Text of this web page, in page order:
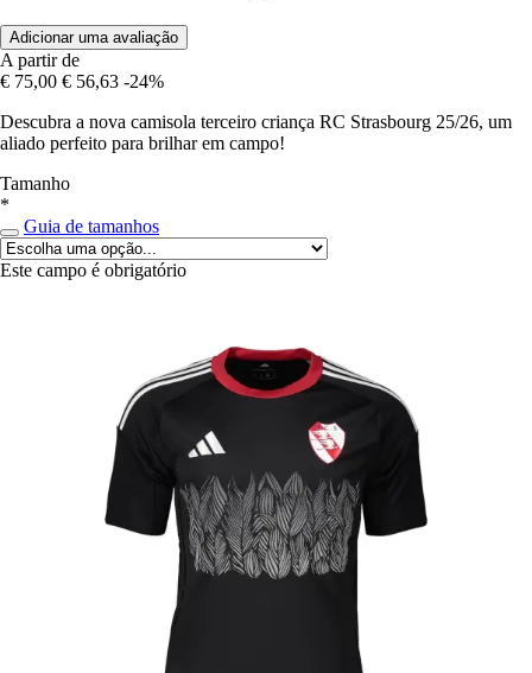
Adicionar uma avaliação
A partir de
€ 75,00 € 56,63 -24%
Descubra a nova camisola terceiro criança RC Strasbourg 25/26, um
aliado perfeito para brilhar em campo!
Tamanho
*
Guia de tamanhos
Este campo é obrigatório